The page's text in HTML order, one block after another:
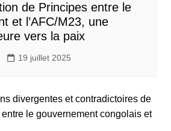
de Principes entre le
et l’AFC/M23, une
vers la paix
19 juillet 2025